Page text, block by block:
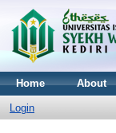
Home About
Login